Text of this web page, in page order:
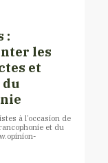
:
les
et
du
à l’occasion de
et du